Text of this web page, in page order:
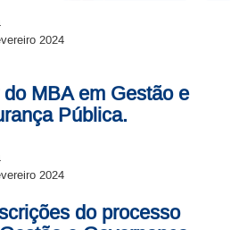
2024
MBA em Gestão e
Pública.
2024
do processo